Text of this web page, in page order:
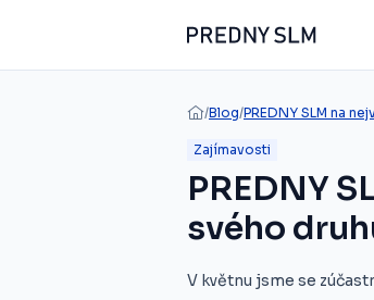
/Blog/PREDNY SLM na
Zajímavosti
PREDNY
svého
V květnu jsme se